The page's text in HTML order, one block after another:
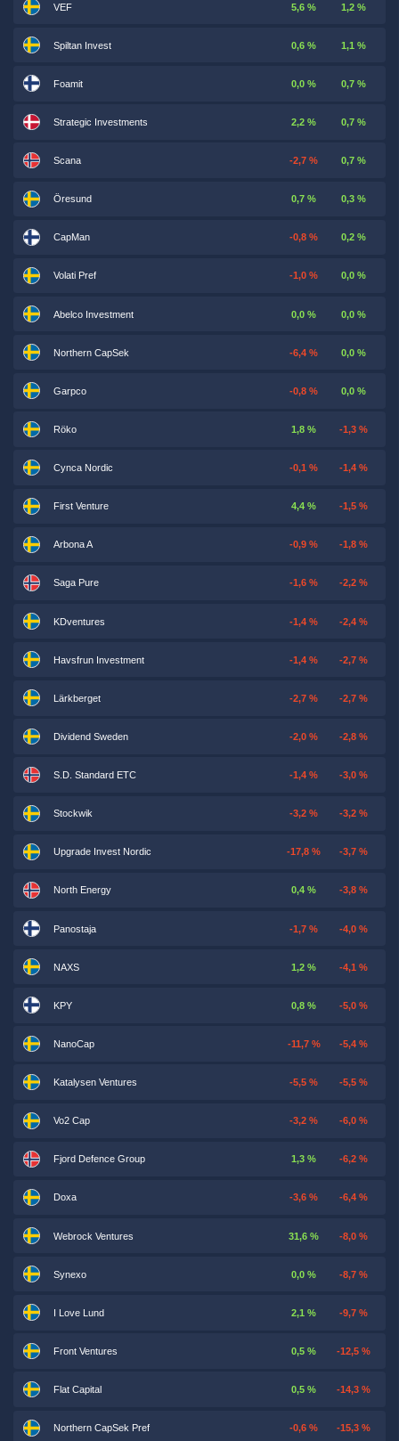
VEF 5,6 % 1,2 %
Spiltan Invest 0,6 % 1,1 %
Foamit 0,0 % 0,7 %
Strategic Investments 2,2 % 0,7 %
Scana -2,7 % 0,7 %
Öresund 0,7 % 0,3 %
CapMan -0,8 % 0,2 %
Volati Pref -1,0 % 0,0 %
Abelco Investment 0,0 % 0,0 %
Northern CapSek -6,4 % 0,0 %
Garpco -0,8 % 0,0 %
Röko 1,8 % -1,3 %
Cynca Nordic -0,1 % -1,4 %
First Venture 4,4 % -1,5 %
Arbona A -0,9 % -1,8 %
Saga Pure -1,6 % -2,2 %
KDventures -1,4 % -2,4 %
Havsfrun Investment -1,4 % -2,7 %
Lärkberget -2,7 % -2,7 %
Dividend Sweden -2,0 % -2,8 %
S.D. Standard ETC -1,4 % -3,0 %
Stockwik -3,2 % -3,2 %
Upgrade Invest Nordic -17,8 % -3,7 %
North Energy 0,4 % -3,8 %
Panostaja -1,7 % -4,0 %
NAXS 1,2 % -4,1 %
KPY 0,8 % -5,0 %
NanoCap -11,7 % -5,4 %
Katalysen Ventures -5,5 % -5,5 %
Vo2 Cap -3,2 % -6,0 %
Fjord Defence Group 1,3 % -6,2 %
Doxa -3,6 % -6,4 %
Webrock Ventures 31,6 % -8,0 %
Synexo 0,0 % -8,7 %
I Love Lund 2,1 % -9,7 %
Front Ventures 0,5 % -12,5 %
Flat Capital 0,5 % -14,3 %
Northern CapSek Pref -0,6 % -15,3 %